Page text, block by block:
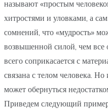
называют «простым
хитростями и уловками, а
сомнений, что «мудрость»
возвышенной силой, чем все
всего соприкасается с
связана с телом человека.
может обернуться
Приведем следующий